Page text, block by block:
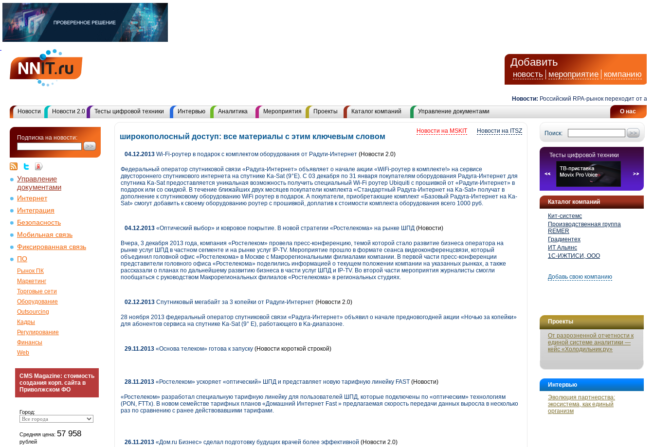
Добавить
новость мероприятие компанию
Новости: Российский RPA-рынок переходит от
О нас
Новости Новости 2.0 Тесты цифровой техники Интервью Аналитика Мероприятия Проекты Каталог компаний Управление документами
Подписка на новости:
Управление
документами
Интернет
Интеграция
Безопасность
Мобильная связь
Фиксированная связь
ПО
Рынок ПК
Маркетинг
Торговые сети
Оборудование
Outsourcing
Кадры
Регулирование
Финансы
Web
CMS Magazine: стоимость
создания корп. сайта в
Приволжском ФО
Город:
Средняя цена: 57 958
рублей
Поиск:
Тесты цифровой техники
Каталог компаний
Кит-системс
Производственная группа
REMER
Градиентех
ИТ Альянс
1С-ИЖТИСИ, ООО
Добавь свою компанию
Проекты
От разрозненной отчетности к
единой системе аналитики —
кейс «Холодильник.ру»
Интервью
Эволюция партнерства:
экосистема, как единый
организм
Новости на ITSZ
Новости на MSKIT
широкополосный доступ: все материалы с этим ключевым словом
04.12.2013 Wi-Fi-роутер в подарок с комплектом оборудования от Радуги-Интернет (Новости 2.0)
Федеральный оператор спутниковой связи «Радуга-Интернет» объявляет о начале акции «WiFi-роутер в комплекте!» на сервисе
двустороннего спутникового интернета на спутнике Ka-Sat (9°E). С 03 декабря по 31 января покупателям оборудования Радуга-Интернет для
спутника Ka-Sat предоставляется уникальная возможность получить специальный Wi-Fi роутер Ubiquiti с прошивкой от «Радуги-Интернет» в
подарок или со скидкой. В течение ближайших двух месяцев покупатели комплекта «Стандартный Радуга-Интернет на Ka-Sat» получат в
дополнение к спутниковому оборудованию WiFi роутер в подарок. А покупатели, приобретающие комплект «Базовый Радуга-Интернет на Ka-
Sat» смогут добавить к своему оборудованию роутер с прошивкой, доплатив к стоимости комплекта оборудования всего 1000 руб.
04.12.2013 «Оптический выбор» и ковровое покрытие. В новой стратегии «Ростелекома» на рынке ШПД (Новости)
Вчера, 3 декабря 2013 года, компания «Ростелеком» провела пресс-конференцию, темой которой стало развитие бизнеса оператора на
рынке услуг ШПД в частном сегменте и на рынке услуг IP-TV. Мероприятие прошло в формате сеанса видеоконференцсвязи, который
объединил головной офис «Ростелекома» в Москве с Макрорегиональными филиалами компании. В первой части пресс-конференции
представители головного офиса «Ростелекома» поделились информацией о текущем положении компании на указанных рынках, а также
рассказали о планах по дальнейшему развитию бизнеса в части услуг ШПД и IP-TV. Во второй части мероприятия журналисты смогли
пообщаться с руководством Макрорегиональных филиалов «Ростелекома» в региональных студиях.
02.12.2013 Спутниковый мегабайт за 3 копейки от Радуги-Интернет (Новости 2.0)
28 ноября 2013 федеральный оператор спутниковой связи «Радуга-Интернет» объявил о начале предновогодней акции «Ночью за копейки»
для абонентов сервиса на спутнике Ka-Sat (9° Е), работающего в Ka-диапазоне.
29.11.2013 «Основа телеком» готова к запуску (Новости короткой строкой)
28.11.2013 «Ростелеком» ускоряет «оптический» ШПД и представляет новую тарифную линейку FAST (Новости)
«Ростелеком» разработал специальную тарифную линейку для пользователей ШПД, которые подключены по «оптическим» технологиям
(PON, FTTx). В новом семействе тарифных планов «Домашний Интернет Fast » предлагаемая скорость передачи данных выросла в несколько
раз по сравнению с ранее действовавшими тарифами.
26.11.2013 «Дом.ru Бизнес» сделал подготовку будущих врачей более эффективной (Новости 2.0)